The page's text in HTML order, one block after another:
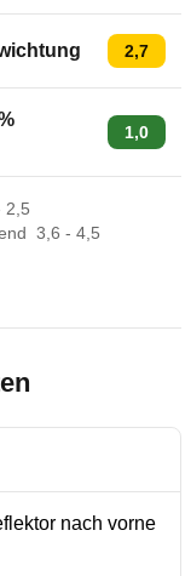
2,7
1,0
2,5
3,6 - 4,5
nach vorne